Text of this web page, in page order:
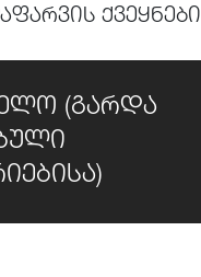
ქვეყნები
(გარდა